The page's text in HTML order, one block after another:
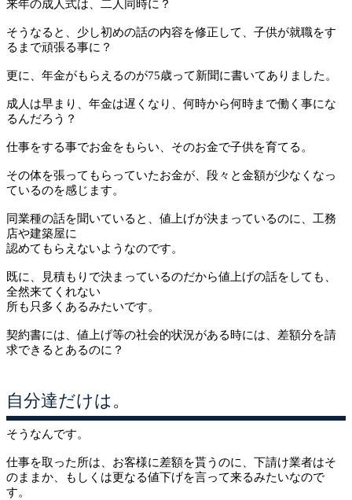
来年の成人式は、二人同時に？
そうなると、少し初めの話の内容を修正して、子供が就職をす
るまで頑張る事に？
更に、年金がもらえるのが75歳って新聞に書いてありました。
成人は早まり、年金は遅くなり、何時から何時まで働く事にな
るんだろう？
仕事をする事でお金をもらい、そのお金で子供を育てる。
その体を張ってもらっていたお金が、段々と金額が少なくなっ
ているのを感じます。
同業種の話を聞いていると、値上げが決まっているのに、工務
店や建築屋に
認めてもらえないようなのです。
既に、見積もりで決まっているのだから値上げの話をしても、
全然来てくれない
所も只多くあるみたいです。
契約書には、値上げ等の社会的状況がある時には、差額分を請
求できるとあるのに？
自分達だけは。
そうなんです。
仕事を取った所は、お客様に差額を貰うのに、下請け業者はそ
のままか、もしくは更なる値下げを言って来るみたいなので
す。